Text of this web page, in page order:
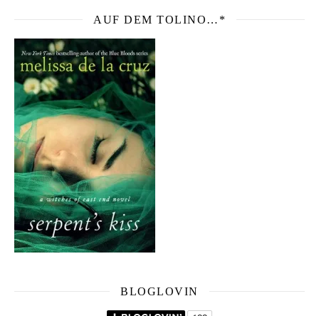
AUF DEM TOLINO…*
BLOGLOVIN